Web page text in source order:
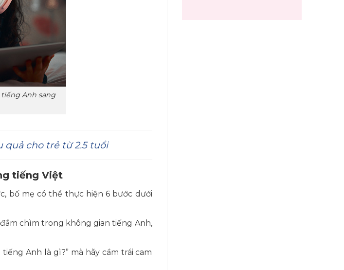
Anh sang
cho trẻ từ 2.5 tuổi
tiếng Việt
bố mẹ có thể thực hiện 6 bước dưới
chìm trong không gian tiếng Anh,
Anh là gì?” mà hãy cầm trái cam